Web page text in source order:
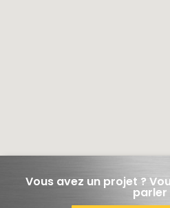
Vous avez un projet ?
parler